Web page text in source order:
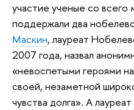
участие ученые со всего
поддержали два
Маскин, лауреат
2007 года, назвал
«невоспетыми героями
своей, незаметной
чувства долга». А